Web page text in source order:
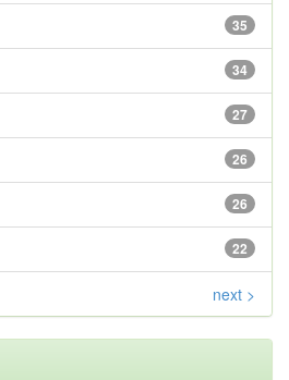
35
34
27
26
26
22
next >